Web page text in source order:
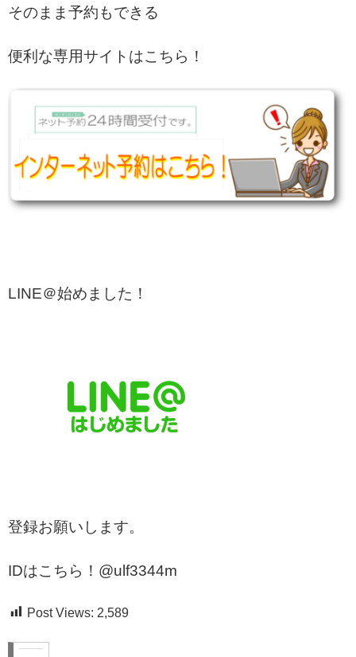
そのまま予約もできる
便利な専用サイトはこちら！
LINE＠始めました！
登録お願いします。
IDはこちら！@ulf3344m
Post Views: 2,589